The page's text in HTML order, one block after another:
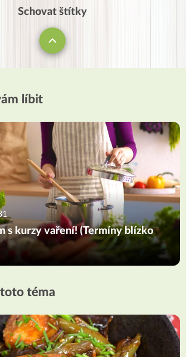
Schovat štítky
líbit
s kurzy vaření! (Termíny blízko
téma